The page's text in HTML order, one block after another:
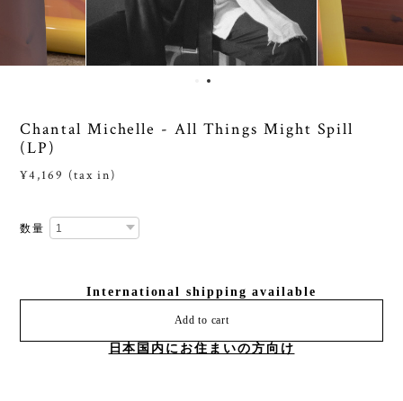
Chantal Michelle - All Things Might Spill
(LP)
¥4,169 (tax in)
数量
International shipping available
Add to cart
日本国内にお住まいの方向け